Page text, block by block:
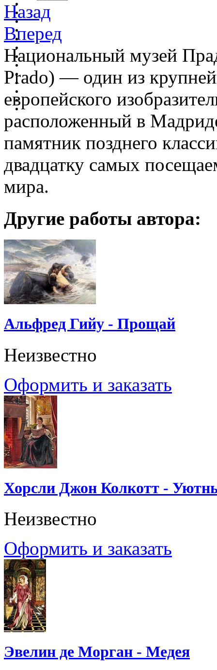
Назад
Вперед
Национальный музей
Prado) — один из
европейского
расположенный в
памятник позднего
двадцатку самых
мира.
Другие работы автора:
Альфред Гийу - Прощай
Неизвестно
Оформить и заказать
Хорсли Джон Колкотт -
Неизвестно
Оформить и заказать
Эвелин де Морган - Медея